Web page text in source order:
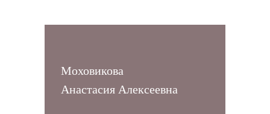
Моховикова
Анастасия Алексеевна